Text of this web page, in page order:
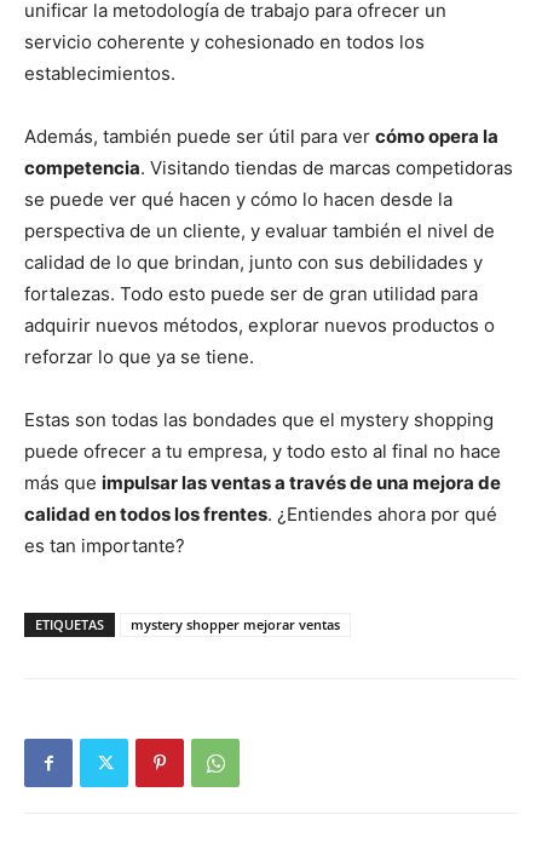
unificar la metodología de trabajo para ofrecer un
servicio coherente y cohesionado en todos los
establecimientos.
Además, también puede ser útil para ver cómo opera la
competencia. Visitando tiendas de marcas competidoras
se puede ver qué hacen y cómo lo hacen desde la
perspectiva de un cliente, y evaluar también el nivel de
calidad de lo que brindan, junto con sus debilidades y
fortalezas. Todo esto puede ser de gran utilidad para
adquirir nuevos métodos, explorar nuevos productos o
reforzar lo que ya se tiene.
Estas son todas las bondades que el mystery shopping
puede ofrecer a tu empresa, y todo esto al final no hace
más que impulsar las ventas a través de una mejora de
calidad en todos los frentes. ¿Entiendes ahora por qué
es tan importante?
ETIQUETAS mystery shopper mejorar ventas